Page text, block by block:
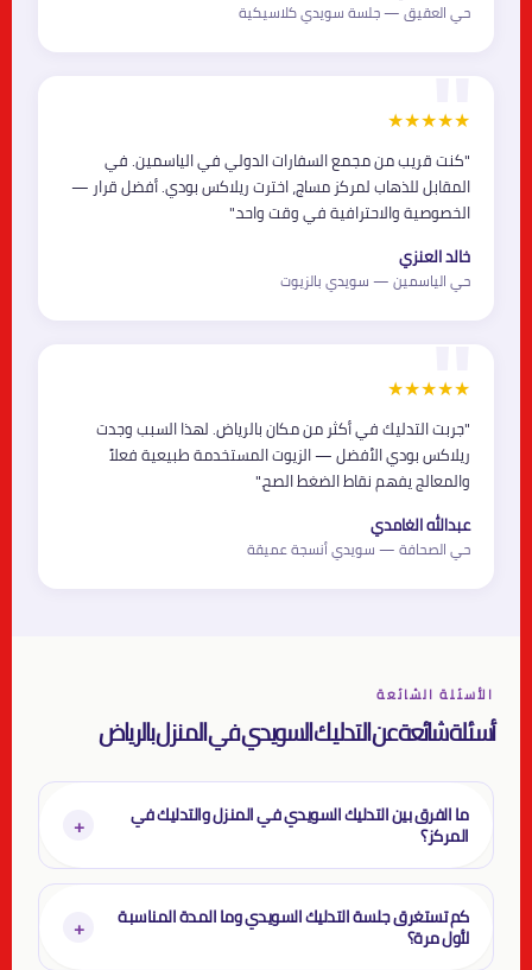
حي العقيق — جلسة سويدي كلاسيكية
★★★★★
"كنت قريب من مجمع السفارات الدولي في الياسمين. في
المقابل للذهاب لمركز مساج، اخترت ريلاكس بودي. أفضل قرار —
الخصوصية والاحترافية في وقت واحد."
خالد العنزي
حي الياسمين — سويدي بالزيوت
★★★★★
"جربت التدليك في أكثر من مكان بالرياض. لهذا السبب وجدت
ريلاكس بودي الأفضل — الزيوت المستخدمة طبيعية فعلاً
والمعالج يفهم نقاط الضغط الصح."
عبدالله الغامدي
حي الصحافة — سويدي أنسجة عميقة
الأسئلة الشائعة
أسئلة شائعة عن التدليك السويدي في المنزل بالرياض
ما الفرق بين التدليك السويدي في المنزل والتدليك في
المركز؟ +
كم تستغرق جلسة التدليك السويدي وما المدة المناسبة
لأول مرة؟ +